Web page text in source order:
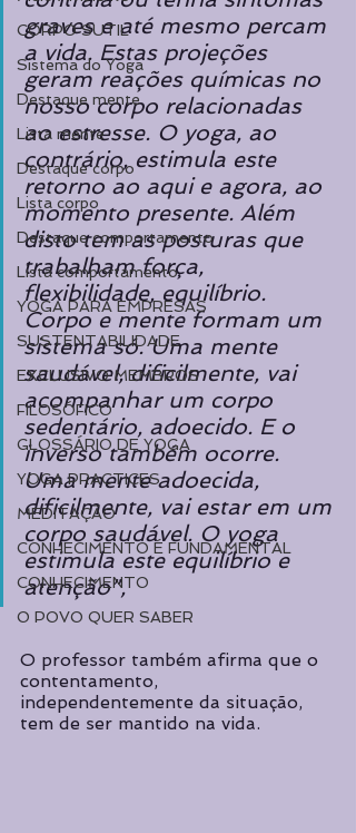
CORPO SUTIL
Sistema do Yoga
Destaque mente
Lista mente
Destaque corpo
Lista corpo
Destaque comportamento
Lista comportamento
YOGA PARA EMPRESAS
SUSTENTABILIDADE
EXCLUSIVO MEMBROS
FILOSÓFICO
GLOSSÁRIO DE YOGA
YOGA PRACTICES
MEDITAÇÃO
CONHECIMENTO É FUNDAMENTAL
CONHECIMENTO
O POVO QUER SABER
graves e até mesmo percam
a vida. Estas projeções
geram reações químicas no
nosso corpo relacionadas
ao estresse. O yoga, ao
contrário, estimula este
retorno ao aqui e agora, ao
momento presente. Além
disto tem as posturas que
trabalham força,
flexibilidade, equilíbrio.
Corpo e mente formam um
sistema só. Uma mente
saudável, dificilmente, vai
acompanhar um corpo
sedentário, adoecido. E o
inverso também ocorre.
Uma mente adoecida,
dificilmente, vai estar em um
corpo saudável. O yoga
estimula este equilíbrio e
atenção”,
O professor também afirma que o
contentamento,
independentemente da situação,
tem de ser mantido na vida.